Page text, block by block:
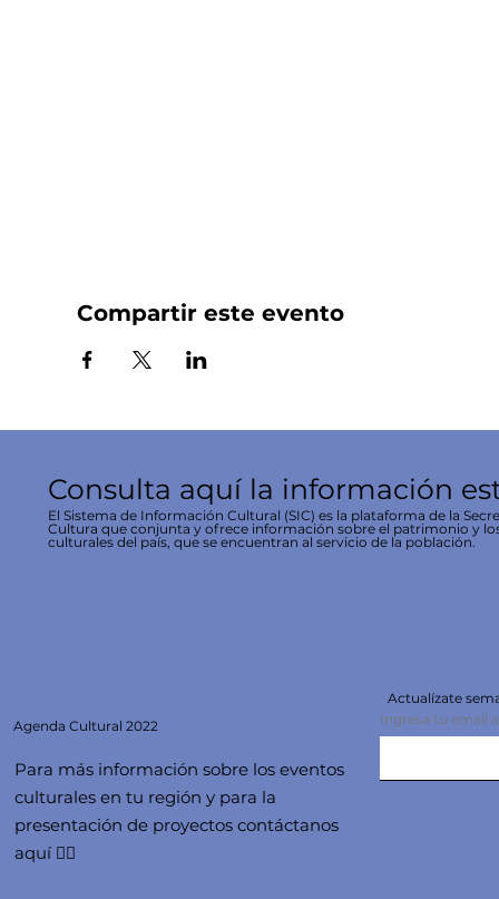
Compartir este evento
Consulta aquí la información
El Sistema de Información Cultural (SIC) es la plataforma de la
Cultura que conjunta y ofrece información sobre el patrimonio y
culturales del país, que se encuentran al servicio de la población.
Agenda Cultural 2022
Para más información sobre los eventos
culturales en tu región y para la
presentación de proyectos contáctanos
aquí 👇🏻
Actualízate
Ingresa tu email